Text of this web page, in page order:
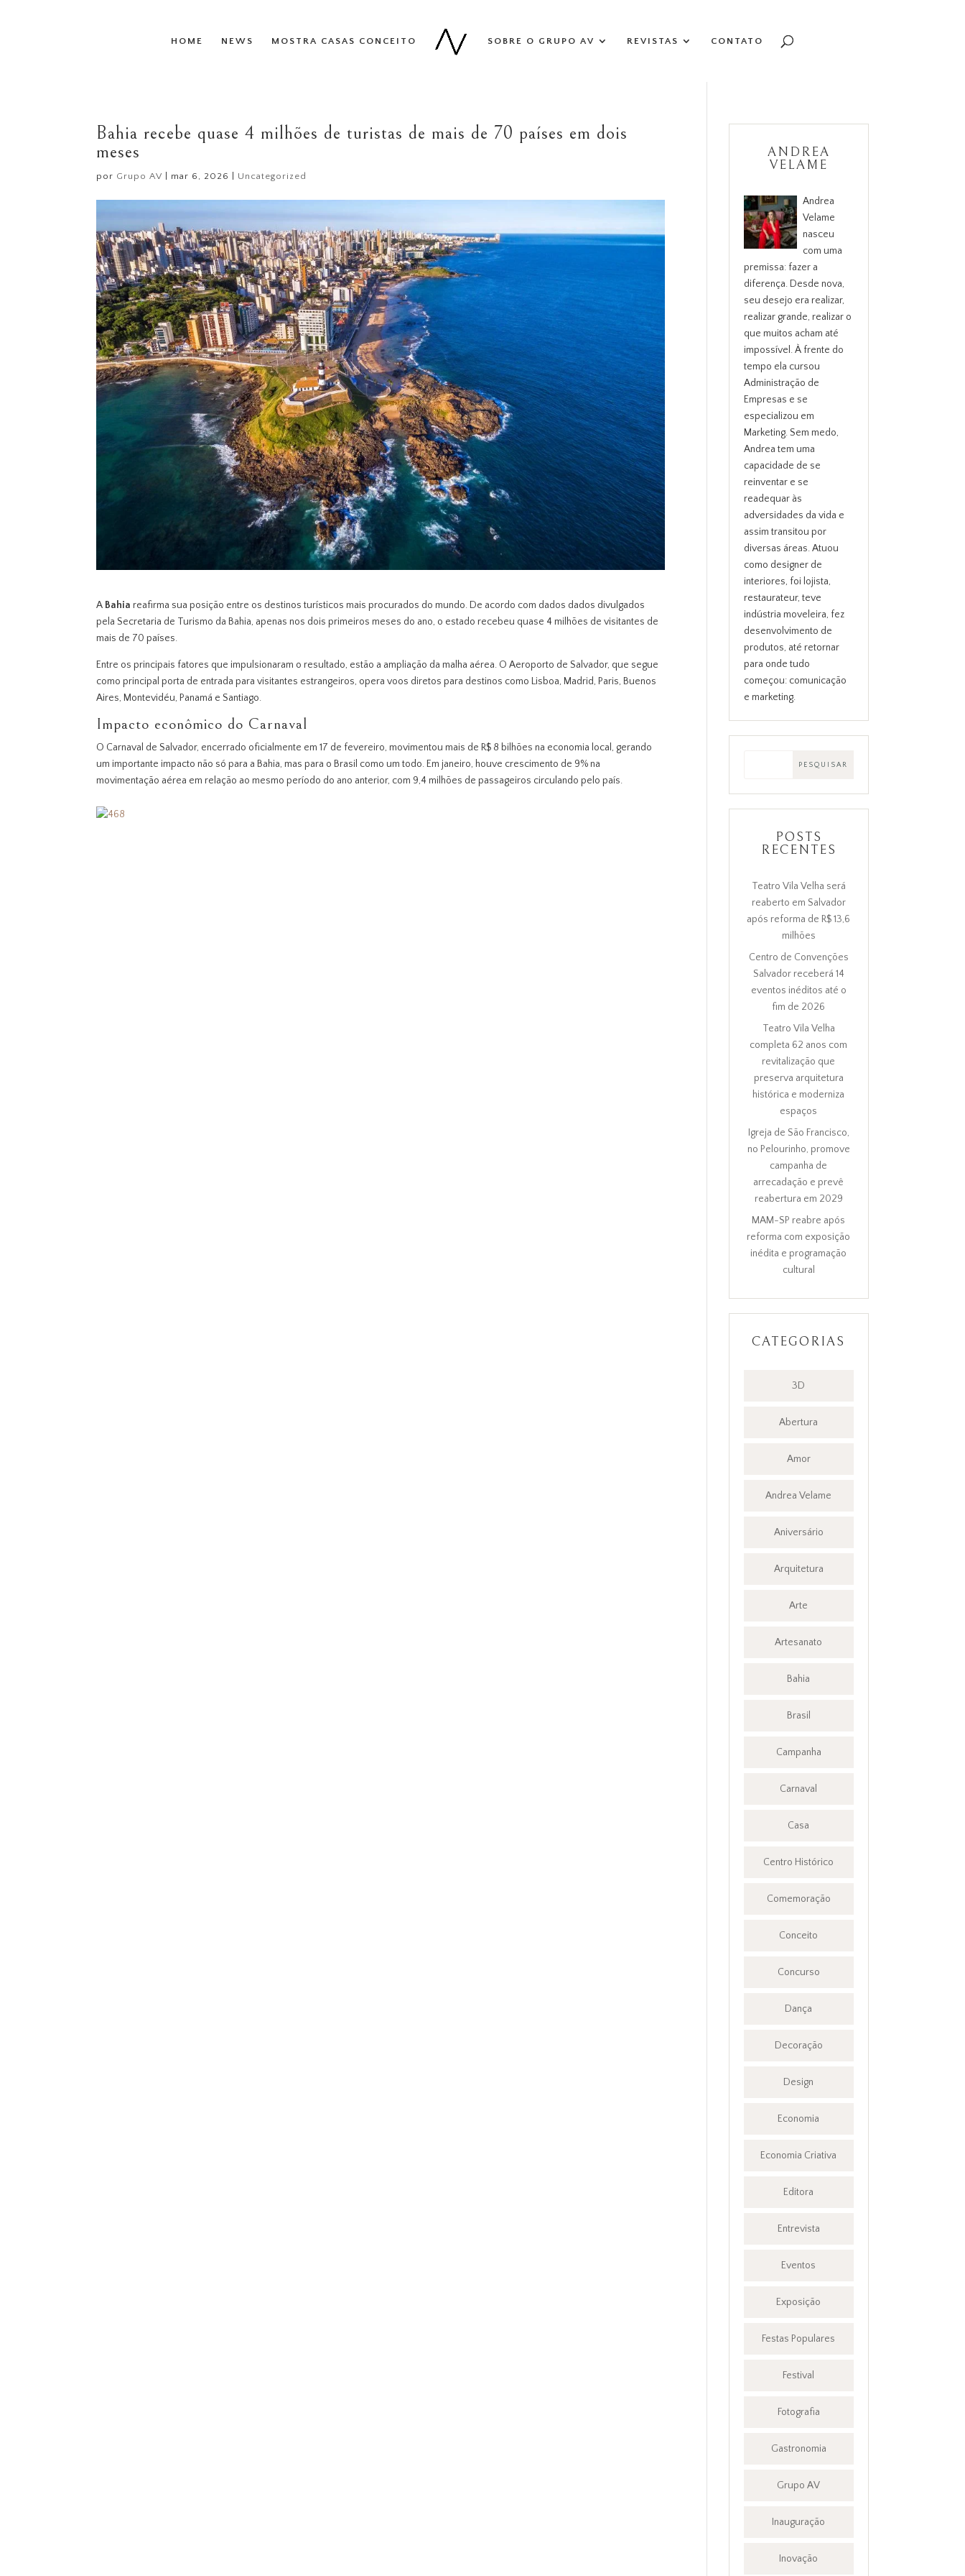
HOME NEWS MOSTRA CASAS CONCEITO SOBRE O GRUPO AV REVISTAS CONTATO
Bahia recebe quase 4 milhões de turistas de mais de 70 países em dois
meses
por Grupo AV mar 6, 2026 Uncategorized
A Bahia reafirma sua posição entre os destinos turísticos mais procurados do mundo. De acordo com dados dados divulgados
pela Secretaria de Turismo da Bahia, apenas nos dois primeiros meses do ano, o estado recebeu quase 4 milhões de visitantes de
mais de 70 países.
Entre os principais fatores que impulsionaram o resultado, estão a ampliação da malha aérea. O Aeroporto de Salvador, que segue
como principal porta de entrada para visitantes estrangeiros, opera voos diretos para destinos como Lisboa, Madrid, Paris, Buenos
Aires, Montevidéu, Panamá e Santiago.
Impacto econômico do Carnaval
O Carnaval de Salvador, encerrado oficialmente em 17 de fevereiro, movimentou mais de R$ 8 bilhões na economia local, gerando
um importante impacto não só para a Bahia, mas para o Brasil como um todo. Em janeiro, houve crescimento de 9% na
movimentação aérea em relação ao mesmo período do ano anterior, com 9,4 milhões de passageiros circulando pelo país.
ANDREA
VELAME
Andrea
Velame
nasceu
com uma
premissa: fazer a
diferença. Desde nova,
seu desejo era realizar,
realizar grande, realizar o
que muitos acham até
impossível. À frente do
tempo ela cursou
Administração de
Empresas e se
especializou em
Marketing. Sem medo,
Andrea tem uma
capacidade de se
reinventar e se
readequar às
adversidades da vida e
assim transitou por
diversas áreas. Atuou
como designer de
interiores, foi lojista,
restaurateur, teve
indústria moveleira, fez
desenvolvimento de
produtos, até retornar
para onde tudo
começou: comunicação
e marketing.
POSTS
RECENTES
Teatro Vila Velha será
reaberto em Salvador
após reforma de R$ 13,6
milhões
Centro de Convenções
Salvador receberá 14
eventos inéditos até o
fim de 2026
Teatro Vila Velha
completa 62 anos com
revitalização que
preserva arquitetura
histórica e moderniza
espaços
Igreja de São Francisco,
no Pelourinho, promove
campanha de
arrecadação e prevê
reabertura em 2029
MAM-SP reabre após
reforma com exposição
inédita e programação
cultural
CATEGORIAS
3D
Abertura
Amor
Andrea Velame
Aniversário
Arquitetura
Arte
Artesanato
Bahia
Brasil
Campanha
Carnaval
Casa
Centro Histórico
Comemoração
Conceito
Concurso
Dança
Decoração
Design
Economia
Economia Criativa
Editora
Entrevista
Eventos
Exposição
Festas Populares
Festival
Fotografia
Gastronomia
Grupo AV
Inauguração
Inovação